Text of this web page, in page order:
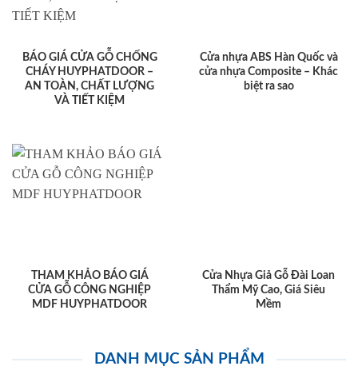
BÁO GIÁ CỬA GỖ CHỐNG
CHÁY HUYPHATDOOR –
AN TOÀN, CHẤT LƯỢNG
VÀ TIẾT KIỆM
Cửa nhựa ABS Hàn Quốc và
cửa nhựa Composite – Khác
biệt ra sao
THAM KHẢO BÁO GIÁ
CỬA GỖ CÔNG NGHIỆP
MDF HUYPHATDOOR
Cửa Nhựa Giả Gỗ Đài Loan
Thẩm Mỹ Cao, Giá Siêu
Mềm
DANH MỤC SẢN PHẨM